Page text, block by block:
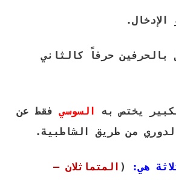
الإدخال.
بالحرفين حرفاً كالثاني
يختص به السوسي فقط عن
من طريق الشاطبية.
هي: ( المتماثلان –